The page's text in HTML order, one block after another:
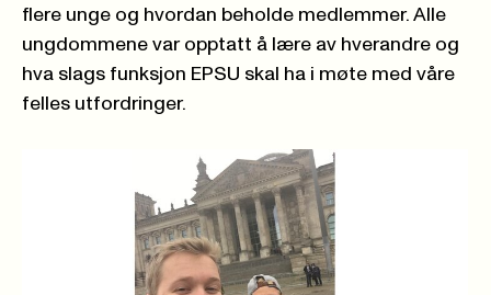
flere unge og hvordan beholde medlemmer. Alle
ungdommene var opptatt å lære av hverandre og
hva slags funksjon EPSU skal ha i møte med våre
felles utfordringer.